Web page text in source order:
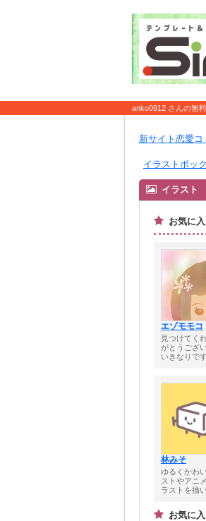
anko0912 さんの無
新サイト恋愛
イラストボッ
イラスト
お気に
エゾモモコ
見つけてく
がとうござ
いきなりです
林みそ
ゆるくかわ
ストやアニ
ラストを描い
お気に